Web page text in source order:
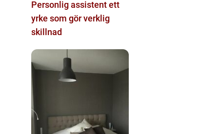
Personlig assistent ett
yrke som gör verklig
skillnad